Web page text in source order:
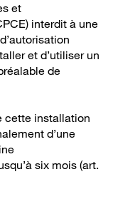
et
interdit à une
et d’utiliser un
de
cette installation
d’une
six mois (art.